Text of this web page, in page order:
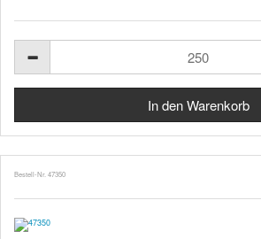
Bestell-Nr. 47350